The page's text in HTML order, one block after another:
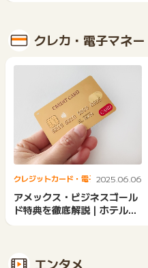
クレカ・電子マネー
クレジットカード・電子マネー2025.06.06
アメックス・ビジネスゴール
ド特典を徹底解説｜ホテル・
エンタメ